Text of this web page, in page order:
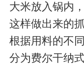
大米放入锅内
这样做出来的
根据用料的不
分为费尔干纳